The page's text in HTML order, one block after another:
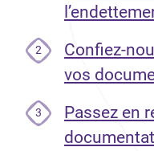
2
Confiez-
vos
3
Passez en